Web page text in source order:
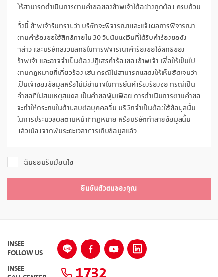
ให้สามารถดำเนินการตามคำขอของข้าพเจ้าได้อย่างถูกต้อง ครบถ้วน
ทั้งนี้ ข้าพเจ้ารับทราบว่า บริษัทจะพิจารณาและแจ้งผลการพิจารณา
ตามคำร้องขอใช้สิทธิภายใน 30 วันนับแต่วันที่ได้รับคำร้องขอดัง
กล่าว และบริษัทสงวนสิทธิในการพิจารณาคำร้องขอใช้สิทธิของ
ข้าพเจ้า และอาจจำเป็นต้องปฏิเสธคำร้องของข้าพเจ้า เพื่อให้เป็นไป
ตามกฎหมายที่เกี่ยวข้อง เช่น กรณีไม่สามารถแสดงให้เห็นชัดเจนว่า
เป็นเจ้าของข้อมูลหรือไม่มีอำนาจในการยื่นคำร้องร้องขอ กรณีเป็น
คำขอที่ไม่สมเหตุสมผล เป็นคำขอฟุ่มเฟือย การดำเนินการตามคำขอ
จะทำให้กระทบในด้านลบต่อบุคคลอื่น บริษัทจำเป็นต้องใช้ข้อมูลนั้น
ในการประมวลผลตามหน้าที่กฎหมาย หรือบริษัททำลายข้อมูลนั้น
แล้วเนื่องจากพ้นระยะเวลาการเก็บข้อมูลแล้ว
ฉันยอมรับเงื่อนไข
ยืนยันตัวตนของคุณ
INSEE
FOLLOW US
INSEE